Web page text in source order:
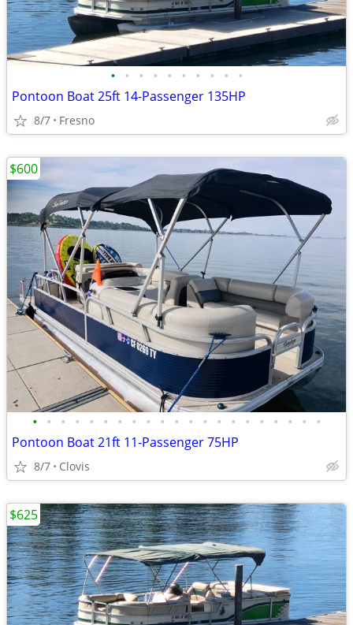
• • • • • • • • • •
Pontoon Boat 25ft 14-Passenger 135HP
8/7 Fresno
• • • • • • • • • • • • • • • • • • • • •
Pontoon Boat 21ft 11-Passenger 75HP
8/7 Clovis
$600
$625